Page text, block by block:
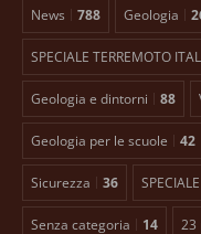
News 788 Geologia
SPECIALE TERREMOTO
Geologia e dintorni 88
Geologia per le scuole 42
Sicurezza 36
Senza categoria 14 23